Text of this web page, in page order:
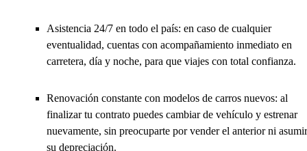
Asistencia 24/7 en todo el país: en caso de cualquier
eventualidad, cuentas con acompañamiento inmediato en
carretera, día y noche, para que viajes con total confianza.
Renovación constante con modelos de carros nuevos: al
finalizar tu contrato puedes cambiar de vehículo y estrenar
nuevamente, sin preocuparte por vender el anterior ni asumir
su depreciación.